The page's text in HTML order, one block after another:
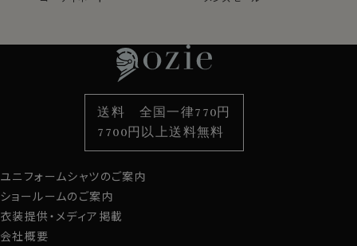
袖・カフス型から選ぶ
色から選ぶ
柄から選ぶ
スタイルから選ぶ
カジュアルシャツ
定番シャツ
カフスボタン
サスペンダー
財布・名刺入れ
バッグ
ストール・マフラー
グローブ
ユニフォームシャツのご案内
ショールームのご案内
衣装提供・メディア掲載
会社概要
送料 全国一律770円
7700円以上送料無料